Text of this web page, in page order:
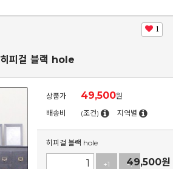
1
히피걸 블랙 hole
상품가 49,500원
배송비
(조건) 지역별
히피걸 블랙 hole
+1 -1
49,500원